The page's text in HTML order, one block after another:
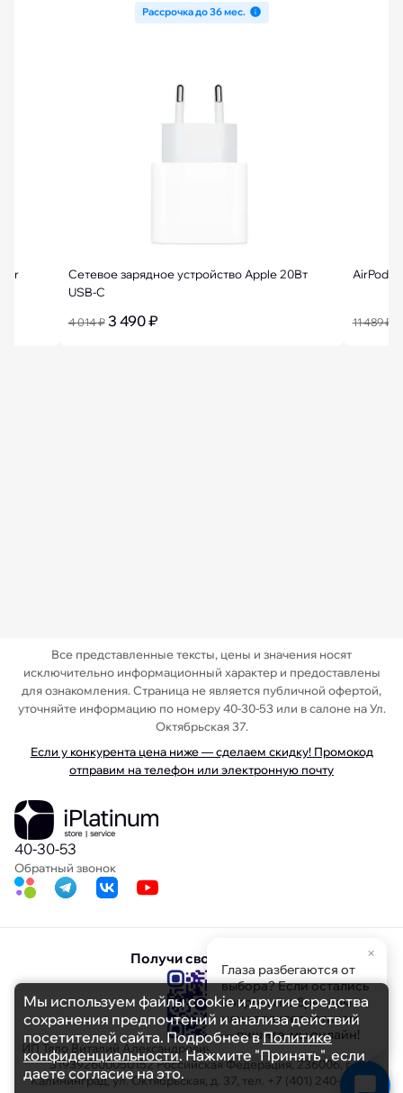
Air
Рассрочка до 36 мес.
Сетевое зарядное устройство Apple 20Вт
USB-C
4 014 ₽ 3 490 ₽
AirPods
11 489 ₽
Все представленные тексты, цены и значения носят
исключительно информационный характер и предоставлены
для ознакомления. Страница не является публичной офертой,
уточняйте информацию по номеру 40-30-53 или в салоне на Ул.
Октябрьская 37.
Если у конкурента цена ниже — сделаем скидку! Промокод
отправим на телефон или электронную почту
40-30-53
Обратный звонок
Получи свою скидку
ИП Тяло Виталий Александрович ИНН 391103608694 ОГРНИП
319392600050152 Российская Федерация, 236006, г.
Калининград, ул. Октябрьская, д. 37, тел. +7 (401) 240-30-53
Мы используем файлы cookie и другие средства
сохранения предпочтений и анализа действий
посетителей сайта. Подробнее вПолитике
конфиденциальности. Нажмите "Принять", если
даете согласие на это.
×
Глаза разбегаются от
выбора? Если остались
вопросы по брендам
или характеристикам
— пишите, мы онлайн!